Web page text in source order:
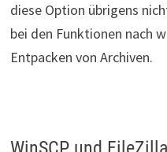
diese Option übrigens
bei den Funktionen nach
Entpacken von Archiven.